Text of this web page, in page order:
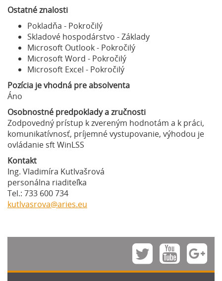
Ostatné znalosti
Pokladňa - Pokročilý
Skladové hospodárstvo - Základy
Microsoft Outlook - Pokročilý
Microsoft Word - Pokročilý
Microsoft Excel - Pokročilý
Pozícia je vhodná pre absolventa
Áno
Osobnostné predpoklady a zručnosti
Zodpovedný prístup k zvereným hodnotám a k práci,
komunikatívnosť, príjemné vystupovanie, výhodou je
ovládanie sft WinLSS
Kontakt
Ing. Vladimíra Kutlvašrová
personálna riaditeľka
Tel.: 733 600 734
kutlvasrova@aries.eu